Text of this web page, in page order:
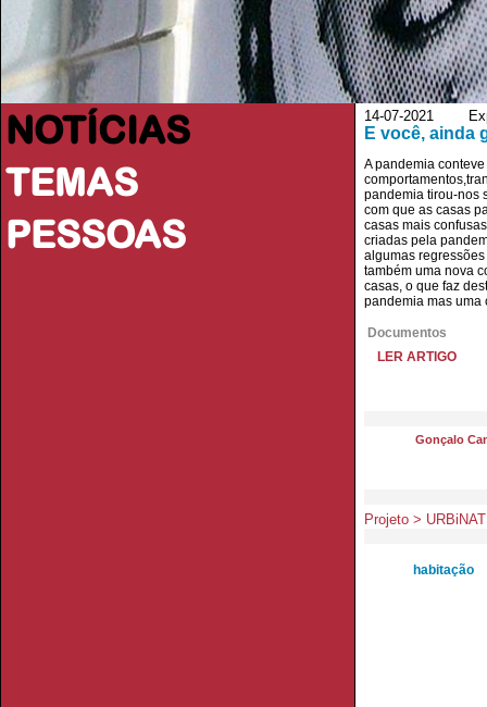
NOTÍCIAS
TEMAS
PESSOAS
14-07-2021
E você, ainda
A pandemia
pandemia tirou-nos
com que as casas
casas mais
criadas pela
algumas regressões
também uma nova
casas, o que faz
pandemia mas uma
Documentos
LER ARTIGO
Gonçalo
Projeto > URBiNAT
habitação